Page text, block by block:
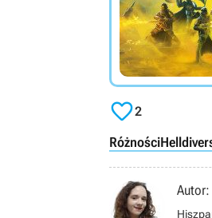
2
Różności
Autor: